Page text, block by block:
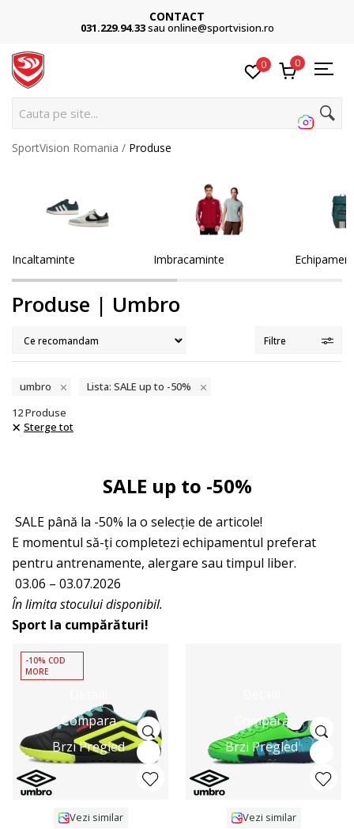
CONTACT
031.229.94.33sau online@sportvision.ro
0 0
Cau
SportVision Romania Produse
Incaltaminte Imbracaminte Echipament
Produse | Umbro
Filtre
umbro
Lista: SALE up to -50%
12Produse
Sterge tot
SALE up to -50%
SALE până la -50% la o selecție de articole!
E momentul să-ți completezi echipamentul preferat
pentru antrenamente, alergare sau timpul liber.
03.06 – 03.07.2026
În limita stocului disponibil.
Sport la cumpărături!
Compara
Brzi Pregled
-10% COD
MORE
Vezi similar
Compara
Brzi Pregled
Vezi similar